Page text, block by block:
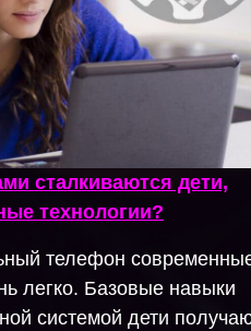
сталкиваются дети,
технологии?
телефон
легко. Базовые навыки
системой дети